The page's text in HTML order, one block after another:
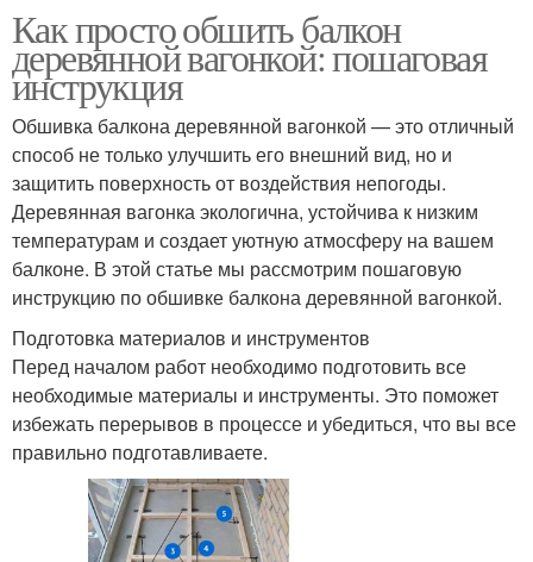
Как просто обшить балкон
деревянной вагонкой: пошаговая
инструкция
Обшивка балкона деревянной вагонкой — это отличный
способ не только улучшить его внешний вид, но и
защитить поверхность от воздействия непогоды.
Деревянная вагонка экологична, устойчива к низким
температурам и создает уютную атмосферу на вашем
балконе. В этой статье мы рассмотрим пошаговую
инструкцию по обшивке балкона деревянной вагонкой.
Подготовка материалов и инструментов
Перед началом работ необходимо подготовить все
необходимые материалы и инструменты. Это поможет
избежать перерывов в процессе и убедиться, что вы все
правильно подготавливаете.